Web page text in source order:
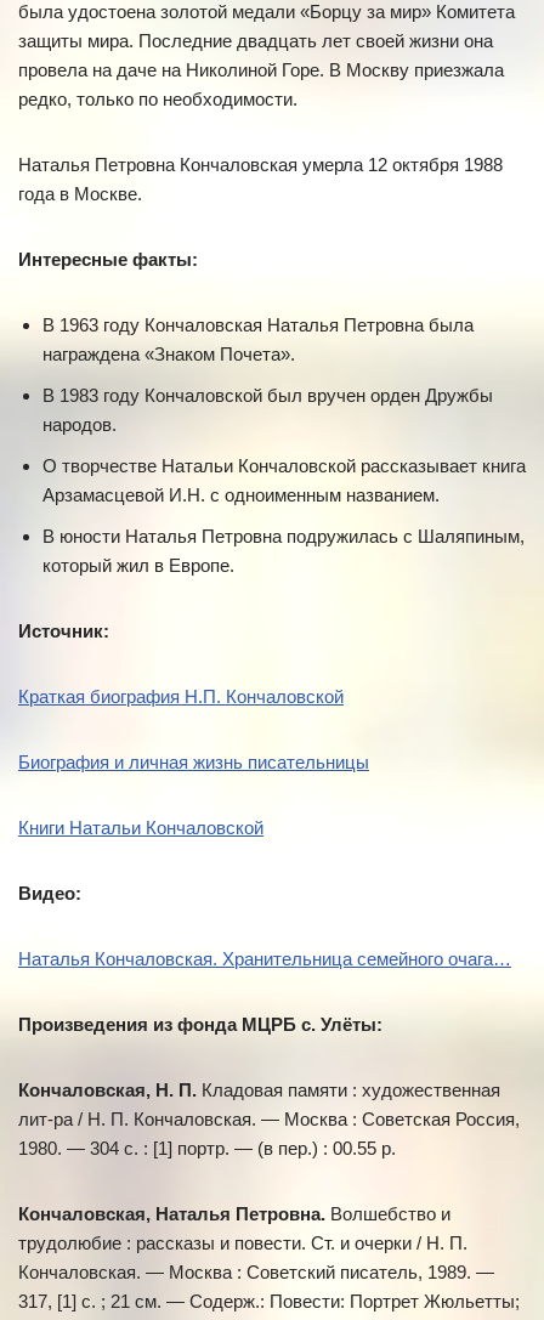
была удостоена золотой медали «Борцу за мир» Комитета
защиты мира. Последние двадцать лет своей жизни она
провела на даче на Николиной Горе. В Москву приезжала
редко, только по необходимости.
Наталья Петровна Кончаловская умерла 12 октября 1988
года в Москве.
Интересные факты:
В 1963 году Кончаловская Наталья Петровна была
награждена «Знаком Почета».
В 1983 году Кончаловской был вручен орден Дружбы
народов.
О творчестве Натальи Кончаловской рассказывает книга
Арзамасцевой И.Н. с одноименным названием.
В юности Наталья Петровна подружилась с Шаляпиным,
который жил в Европе.
Источник:
Краткая биография Н.П. Кончаловской
Биография и личная жизнь писательницы
Книги Натальи Кончаловской
Видео:
Наталья Кончаловская. Хранительница семейного очага…
Произведения из фонда МЦРБ с. Улёты:
Кончаловская, Н. П. Кладовая памяти : художественная
лит-ра / Н. П. Кончаловская. — Москва : Советская Россия,
1980. — 304 с. : [1] портр. — (в пер.) : 00.55 р.
Кончаловская, Наталья Петровна. Волшебство и
трудолюбие : рассказы и повести. Ст. и очерки / Н. П.
Кончаловская. — Москва : Советский писатель, 1989. —
317, [1] с. ; 21 см. — Содерж.: Повести: Портрет Жюльетты;